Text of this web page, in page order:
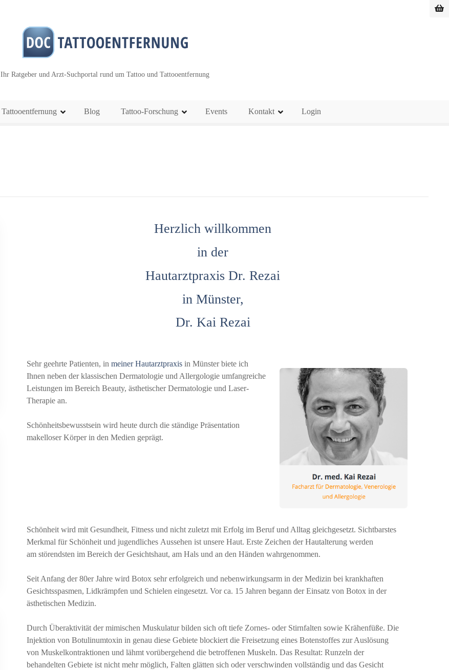
Ihr Ratgeber und Arzt-Suchportal rund um Tattoo und Tattooentfernung
Tattooentfernung Blog Tattoo-Forschung Events Kontakt Login
Herzlich willkommen
in der
Hautarztpraxis Dr. Rezai
in Münster,
Dr. Kai Rezai
Sehr geehrte Patienten, in meiner Hautarztpraxisin Münster biete ich
Ihnen neben der klassischen Dermatologie und Allergologie umfangreiche
Leistungen im Bereich Beauty, ästhetischer Dermatologie und Laser-
Therapie an.
Schönheitsbewusstsein wird heute durch die ständige Präsentation
makelloser Körper in den Medien geprägt.
Schönheit wird mit Gesundheit, Fitness und nicht zuletzt mit Erfolg im Beruf und Alltag gleichgesetzt. Sichtbarstes
Merkmal für Schönheit und jugendliches Aussehen ist unsere Haut. Erste Zeichen der Hautalterung werden
am störendsten im Bereich der Gesichtshaut, am Hals und an den Händen wahrgenommen.
Seit Anfang der 80er Jahre wird Botox sehr erfolgreich und nebenwirkungsarm in der Medizin bei krankhaften
Gesichtsspasmen, Lidkrämpfen und Schielen eingesetzt. Vor ca. 15 Jahren begann der Einsatz von Botox in der
ästhetischen Medizin.
Durch Überaktivität der mimischen Muskulatur bilden sich oft tiefe Zornes- oder Stirnfalten sowie Krähenfüße. Die
Injektion von Botulinumtoxin in genau diese Gebiete blockiert die Freisetzung eines Botenstoffes zur Auslösung
von Muskelkontraktionen und lähmt vorübergehend die betroffenen Muskeln. Das Resultat: Runzeln der
behandelten Gebiete ist nicht mehr möglich, Falten glätten sich oder verschwinden vollständig und das Gesicht